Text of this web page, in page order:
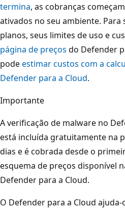
termina, as cobranças
ativados no seu ambiente. Para
planos, seus limites de uso e
página de preços do Defender
podeestimar custos com a
Defender para a Cloud.
Importante
A verificação de malware no
está incluída gratuitamente na
dias e é cobrada desde o
esquema de preços disponível
Defender para a Cloud.
O Defender para a Cloud